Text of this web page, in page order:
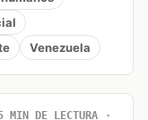
Venezuela
MIN DE LECTURA